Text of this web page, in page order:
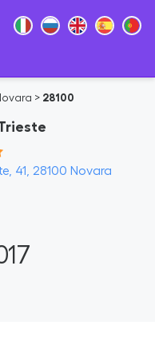
> 28100
41, 28100 Novara